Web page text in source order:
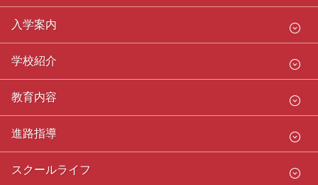
入学案内
学校紹介
教育内容
進路指導
スクールライフ